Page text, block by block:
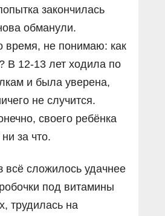
закончилась
обманули.
время, не понимаю: как
В 12-13 лет ходила по
и была уверена,
не случится.
своего ребёнка
за что.
всё сложилось удачнее
под витамины
трудилась на